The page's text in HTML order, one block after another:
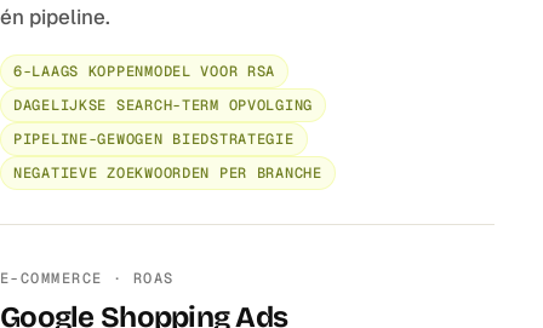
én pipeline.
6-LAAGS KOPPENMODEL VOOR RSA
DAGELIJKSE SEARCH-TERM OPVOLGING
PIPELINE-GEWOGEN BIEDSTRATEGIE
NEGATIEVE ZOEKWOORDEN PER BRANCHE
E-COMMERCE · ROAS
Google Shopping Ads